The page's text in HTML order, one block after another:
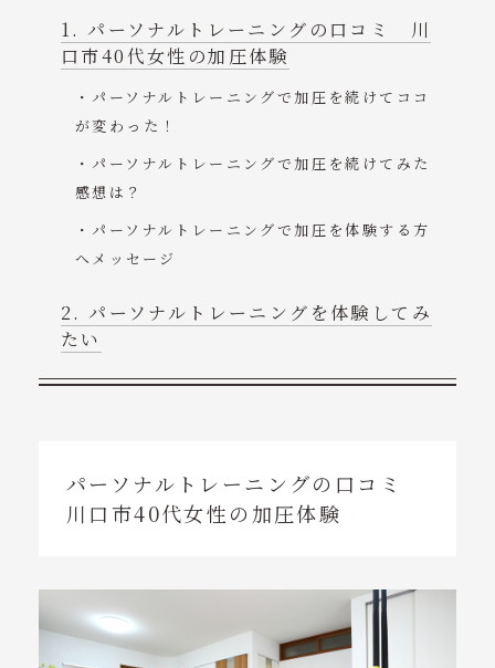
パーソナルトレーニングの口コミ 川
口市40代女性の加圧体験
パーソナルトレーニングで加圧を続けてココ
が変わった！
パーソナルトレーニングで加圧を続けてみた
感想は？
パーソナルトレーニングで加圧を体験する方
へメッセージ
パーソナルトレーニングを体験してみ
たい
パーソナルトレーニングの口コミ
川口市40代女性の加圧体験